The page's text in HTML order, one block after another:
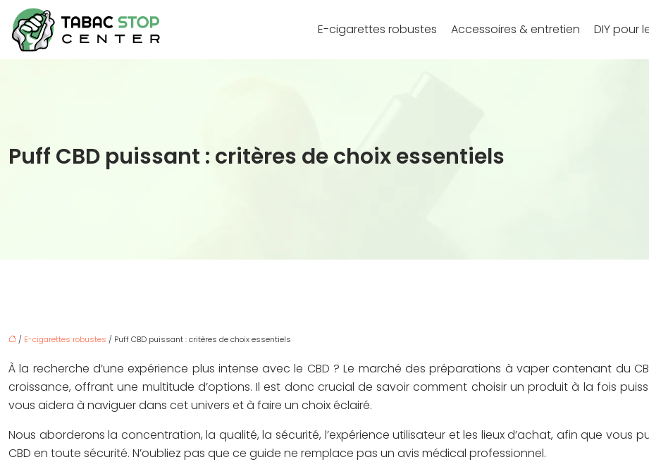
E-cigarettes robustes Accessoires & entretien DIY pour
Puff CBD puissant : critères de choix essentiels
/ E-cigarettes robustes / Puff CBD puissant : critères de choix essentiels
À la recherche d’une expérience plus intense avec le CBD ? Le marché des préparations à vaper contenant du
croissance, offrant une multitude d’options. Il est donc crucial de savoir comment choisir un produit à la fois
vous aidera à naviguer dans cet univers et à faire un choix éclairé.
Nous aborderons la concentration, la qualité, la sécurité, l’expérience utilisateur et les lieux d’achat, afin que vous
CBD en toute sécurité. N’oubliez pas que ce guide ne remplace pas un avis médical professionnel.